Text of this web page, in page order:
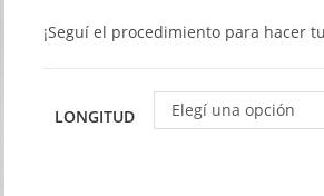
¡Seguí el procedimiento para hacer
LONGITUD Elegí una opción